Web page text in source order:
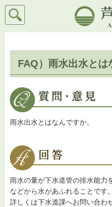
芦屋市
検索
FAQ）雨水出水とは
雨水出水とはなんですか。
雨水の量が下水道管の排水能力
などから水があふれることです
詳しくは下水道課へお問い合わ